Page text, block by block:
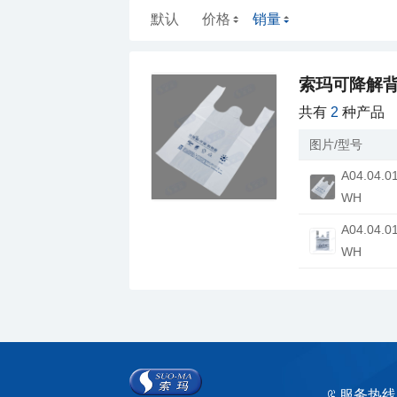
默认 价格 销量
索玛可降解
共有 2 种产品
图片/型号
WH
WH